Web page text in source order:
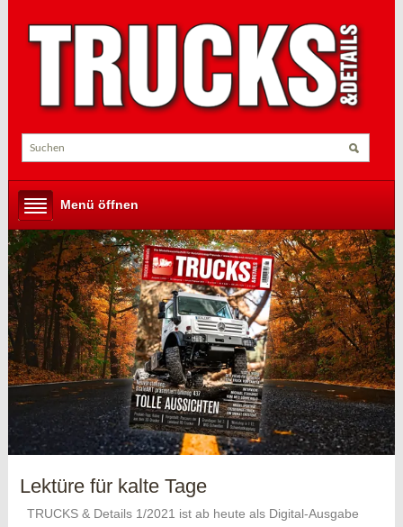
Menü öffnen
Lektüre für kalte Tage
TRUCKS & Details 1/2021 ist ab heute als Digital-Ausgabe